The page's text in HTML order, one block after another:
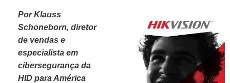
Por Klauss
Schoneborn, diretor
de vendas e
especialista em
cibersegurança da
HID para América